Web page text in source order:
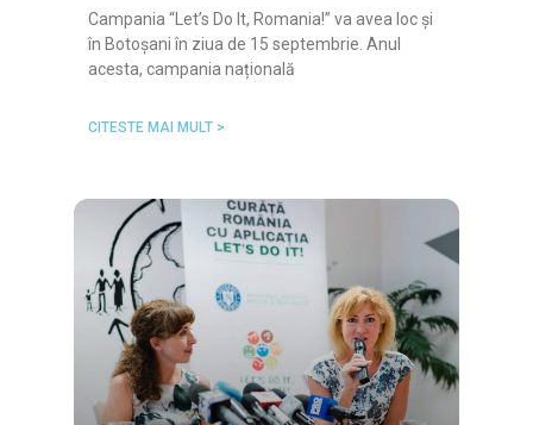
Campania “Let’s Do It, Romania!” va avea loc și
în Botoșani în ziua de 15 septembrie. Anul
acesta, campania națională
CITESTE MAI MULT >